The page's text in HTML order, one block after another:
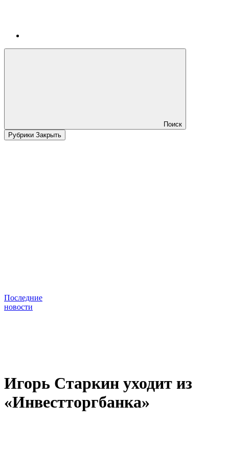
Поиск
Рубрики Закрыть
Последние
новости
Игорь Старкин уходит из
«Инвестторгбанка»